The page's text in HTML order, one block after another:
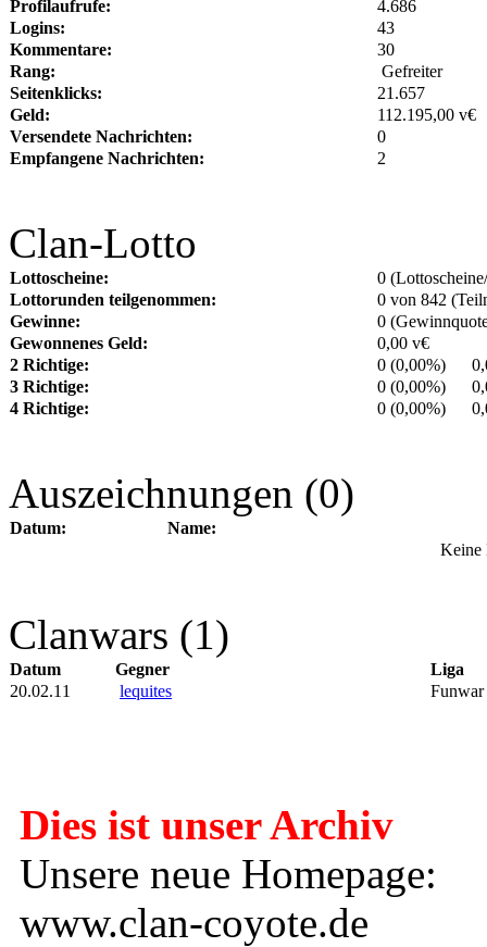
Profilaufrufe:
4.686
Logins:
43
Kommentare:
30
Rang:
Gefreiter
Seitenklicks:
21.657
Geld:
112.195,00 v€
Versendete Nachrichten:
0
Empfangene Nachrichten:
2
Clan-Lotto
Lottoscheine:
0
Lottorunden teilgenommen:
0 von 842
Gewinne:
0
Gewonnenes Geld:
0,00 v€
2 Richtige:
0 (0,00%)
3 Richtige:
0 (0,00%)
4 Richtige:
0 (0,00%)
Auszeichnungen (0)
Datum:
Name:
Keine
Clanwars (1)
Datum Gegner
Liga
20.02.11
lequites Funwar
Dies ist unser Archiv
Unsere neue Homepage:
www.clan-coyote.de